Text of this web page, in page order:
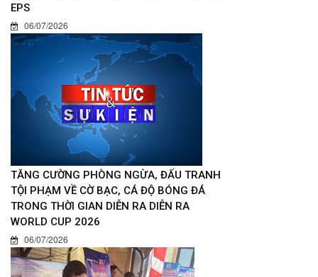
EPS
06/07/2026
TĂNG CƯỜNG PHÒNG NGỪA, ĐẤU TRANH
TỘI PHẠM VỀ CỜ BẠC, CÁ ĐỘ BÓNG ĐÁ
TRONG THỜI GIAN DIỄN RA DIỄN RA
WORLD CUP 2026
06/07/2026